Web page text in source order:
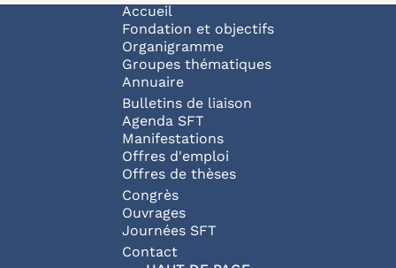
Navigation principale
Accueil
Fondation et objectifs
Organigramme
Groupes thématiques
Annuaire
Bulletins de liaison
Agenda SFT
Manifestations
Offres d'emploi
Offres de thèses
Congrès
Ouvrages
Journées SFT
Pied de page
Contact